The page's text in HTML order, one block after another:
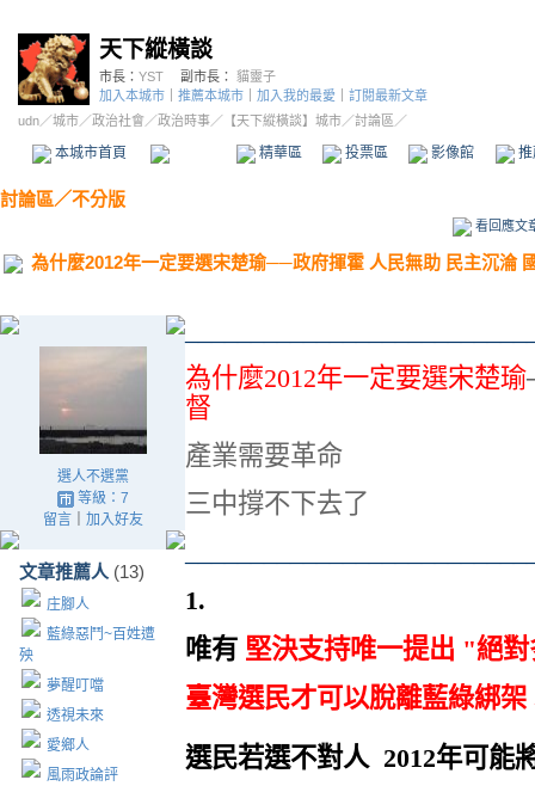
天下縱橫談
市長： YST 副市長： 貓靈子
加入本城市
推薦本城市 加入我的最愛
訂閱最新文章
udn／城市／政治社會 ／政治時事／ 【天下縱橫談】城市／討論區／
本城市首頁 精華區 投票區 影像館
討論區／不分版
看回應文
為什麼2012年一定要選宋楚瑜──政府揮霍 人民無助 民主沉淪
選人不選黨
等級：7
留言｜ 加入好友
文章推薦人 (13)
庄腳人
藍綠惡鬥~百姓遭
殃
夢醒叮噹
透視未來
愛鄉人
風雨政論評
為什麼2012年一定要選宋楚瑜
督
產業需要革命
三中撐不下去了
1.
唯有 堅決支持唯一提出 "絕
臺灣選民才可以脫離藍綠綁
選民若選不對人 2012年可能